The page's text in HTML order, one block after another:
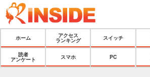
ホーム
アクセス
ランキング
スイッチ
読者
アンケート
スマホ PC